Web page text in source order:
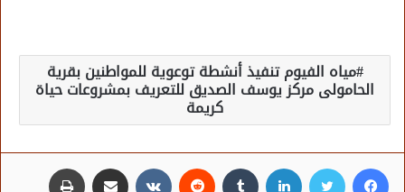
مياه الفيوم تنفيذ أنشطة توعوية للمواطنين بقرية
الحامولى مركز يوسف الصديق للتعريف بمشروعات حياة
كريمة
فيسبوك تويتر لينكدإن مشاركة عبر البريد